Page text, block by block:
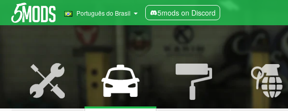
Português do Brasil 5mods on Discord